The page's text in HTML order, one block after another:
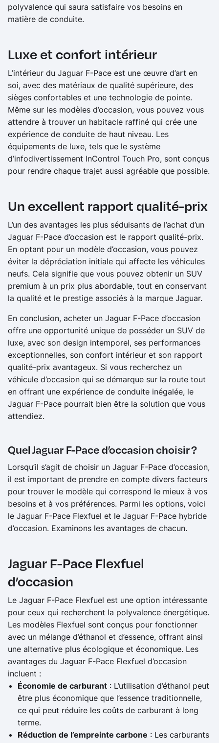
polyvalence qui saura satisfaire vos besoins en
matière de conduite.
Luxe et confort intérieur
L’intérieur du Jaguar F-Pace est une œuvre d’art en
soi, avec des matériaux de qualité supérieure, des
sièges confortables et une technologie de pointe.
Même sur les modèles d’occasion, vous pouvez vous
attendre à trouver un habitacle raffiné qui crée une
expérience de conduite de haut niveau. Les
équipements de luxe, tels que le système
d’infodivertissement InControl Touch Pro, sont conçus
pour rendre chaque trajet aussi agréable que possible.
Un excellent rapport qualité-prix
L’un des avantages les plus séduisants de l’achat d’un
Jaguar F-Pace d’occasion est le rapport qualité-prix.
En optant pour un modèle d’occasion, vous pouvez
éviter la dépréciation initiale qui affecte les véhicules
neufs. Cela signifie que vous pouvez obtenir un SUV
premium à un prix plus abordable, tout en conservant
la qualité et le prestige associés à la marque Jaguar.
En conclusion, acheter un Jaguar F-Pace d’occasion
offre une opportunité unique de posséder un SUV de
luxe, avec son design intemporel, ses performances
exceptionnelles, son confort intérieur et son rapport
qualité-prix avantageux. Si vous recherchez un
véhicule d’occasion qui se démarque sur la route tout
en offrant une expérience de conduite inégalée, le
Jaguar F-Pace pourrait bien être la solution que vous
attendiez.
Quel Jaguar F-Pace d’occasion choisir ?
Lorsqu’il s’agit de choisir un Jaguar F-Pace d’occasion,
il est important de prendre en compte divers facteurs
pour trouver le modèle qui correspond le mieux à vos
besoins et à vos préférences. Parmi les options, voici
le Jaguar F-Pace Flexfuel et le Jaguar F-Pace hybride
d’occasion. Examinons les avantages de chacun.
Jaguar F-Pace Flexfuel
d’occasion
Le Jaguar F-Pace Flexfuel est une option intéressante
pour ceux qui recherchent la polyvalence énergétique.
Les modèles Flexfuel sont conçus pour fonctionner
avec un mélange d’éthanol et d’essence, offrant ainsi
une alternative plus écologique et économique. Les
avantages du Jaguar F-Pace Flexfuel d’occasion
incluent :
Économie de carburant : L’utilisation d’éthanol peut
être plus économique que l’essence traditionnelle,
ce qui peut réduire les coûts de carburant à long
terme.
Réduction de l’empreinte carbone : Les carburants